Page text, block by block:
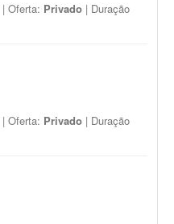
| Oferta: Privado | Duração
| Oferta: Privado | Duração